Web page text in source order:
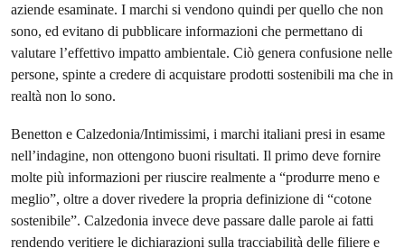
aziende esaminate. I marchi si vendono quindi per quello che non
sono, ed evitano di pubblicare informazioni che permettano di
valutare l’effettivo impatto ambientale. Ciò genera confusione nelle
persone, spinte a credere di acquistare prodotti sostenibili ma che in
realtà non lo sono.
Benetton e Calzedonia/Intimissimi, i marchi italiani presi in esame
nell’indagine, non ottengono buoni risultati. Il primo deve fornire
molte più informazioni per riuscire realmente a “produrre meno e
meglio”, oltre a dover rivedere la propria definizione di “cotone
sostenibile”. Calzedonia invece deve passare dalle parole ai fatti
rendendo veritiere le dichiarazioni sulla tracciabilità delle filiere e